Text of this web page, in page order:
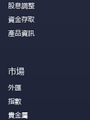
股息調整
資金存取
產品資訊
市場
外匯
指數
貴金屬